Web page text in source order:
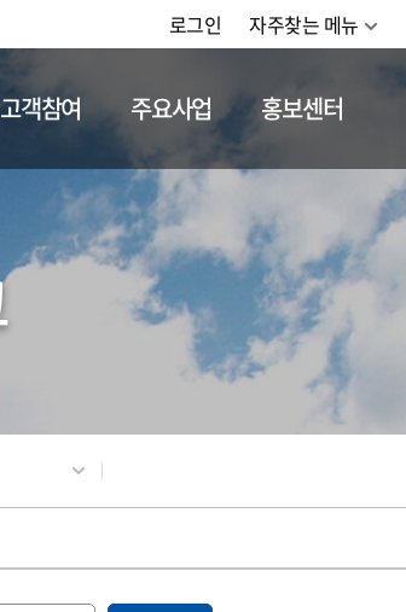
로그인 자주찾는 메뉴
채용정보
고객참여 주요사업 홍보센터